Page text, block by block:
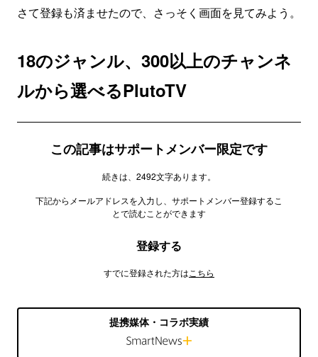
さて登録も済ませたので、さっそく画面を見てみよう。
18のジャンル、300以上のチャンネ
ルから選べるPlutoTV
この記事はサポートメンバー限定です
続きは、2492文字あります。
下記からメールアドレスを入力し、サポートメンバー登録するこ
とで読むことができます
登録する
すでに登録された方は こちら
提携媒体・コラボ実績